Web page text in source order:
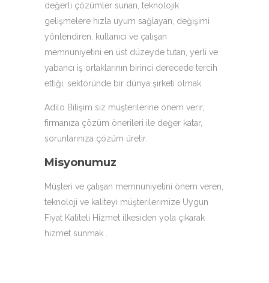
değerli çözümler sunan, teknolojik
gelişmelere hızla uyum sağlayan, değişimi
yönlendiren, kullanıcı ve çalışan
memnuniyetini en üst düzeyde tutan, yerli ve
yabancı iş ortaklarının birinci derecede tercih
ettiği, sektöründe bir dünya şirketi olmak.
Adilo Bilişim siz müşterilerine önem verir,
firmanıza çözüm önerileri ile değer katar,
sorunlarınıza çözüm üretir.
Misyonumuz
Müşteri ve çalışan memnuniyetini önem veren,
teknoloji ve kaliteyi müşterilerimize Uygun
Fiyat Kaliteli Hizmet ilkesiden yola çıkarak
hizmet sunmak .